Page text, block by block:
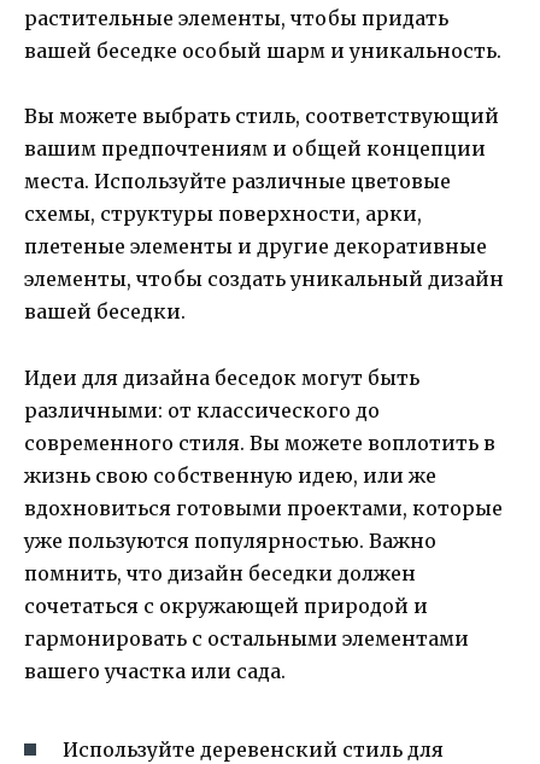
растительные элементы, чтобы придать
вашей беседке особый шарм и уникальность.
Вы можете выбрать стиль, соответствующий
вашим предпочтениям и общей концепции
места. Используйте различные цветовые
схемы, структуры поверхности, арки,
плетеные элементы и другие декоративные
элементы, чтобы создать уникальный дизайн
вашей беседки.
Идеи для дизайна беседок могут быть
различными: от классического до
современного стиля. Вы можете воплотить в
жизнь свою собственную идею, или же
вдохновиться готовыми проектами, которые
уже пользуются популярностью. Важно
помнить, что дизайн беседки должен
сочетаться с окружающей природой и
гармонировать с остальными элементами
вашего участка или сада.
Используйте деревенский стиль для